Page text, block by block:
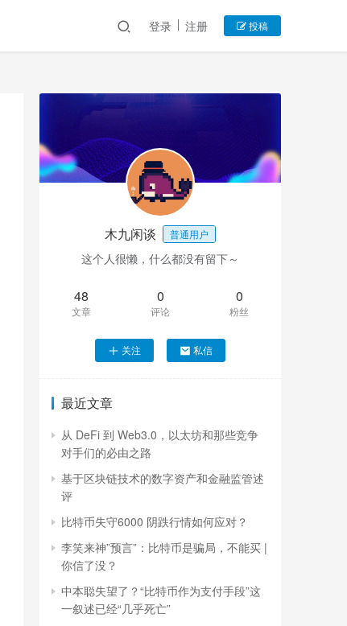
登录 注册 投稿
木九闲谈 普通用户
这个人很懒，什么都没有留下～
48
文章
0
评论
0
粉丝
关注 私信
最近文章
从 DeFi 到 Web3.0，以太坊和那些竞争
对手们的必由之路
基于区块链技术的数字资产和金融监管述
评
比特币失守6000 阴跌行情如何应对？
李笑来神”预言”：比特币是骗局，不能买 |
你信了没？
中本聪失望了？“比特币作为支付手段”这
一叙述已经“几乎死亡”